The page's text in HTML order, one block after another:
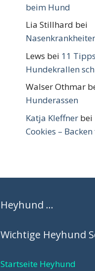
beim Hund
Lia Stillhard bei
Lews bei 11
Hundekrallen
Walser Othmar
Hunderassen
Katja Kleffner bei
Cookies –
Heyhund …
Wichtige Heyhund
Startseite Heyhund